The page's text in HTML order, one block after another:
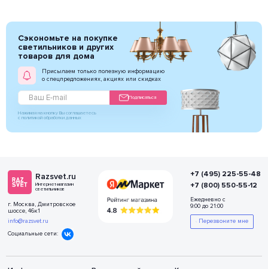
Сэкономьте на покупке
светильников и других
товаров для дома
Присылаем только полезную информацию
о спецпредложениях, акциях или скидках
Подписаться
Нажимая на кнопку Вы соглашаетесь
с политикой обработки данных
Razsvet.ru
Интернет-магазин
светильников
г. Москва, Дмитровское
шоссе, 46к1
info@razsvet.ru
Социальные сети:
+7 (495) 225-55-48
+7 (800) 550-55-12
Ежедневно с
9:00 до 21:00
Перезвоните мне